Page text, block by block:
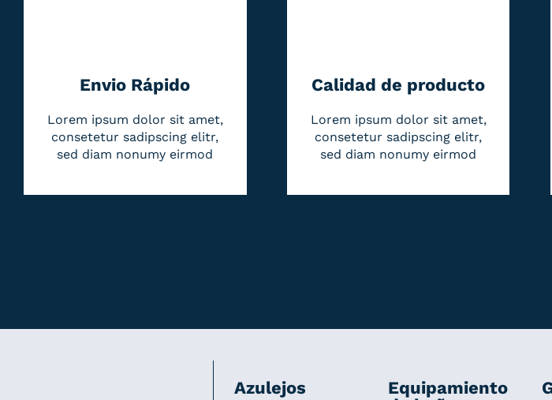
Envio Rápido
Lorem ipsum dolor sit amet,
consetetur sadipscing elitr,
sed diam nonumy eirmod
Calidad de producto
Lorem ipsum dolor sit amet,
consetetur sadipscing elitr,
sed diam nonumy eirmod
Azulejos
Equipamiento